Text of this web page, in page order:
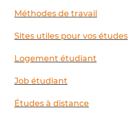
Méthodes de travail
Sites utiles pour vos études
Logement étudiant
Job étudiant
Études à distance